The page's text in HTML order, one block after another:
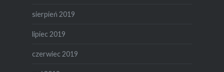
sierpień 2019
lipiec 2019
czerwiec 2019